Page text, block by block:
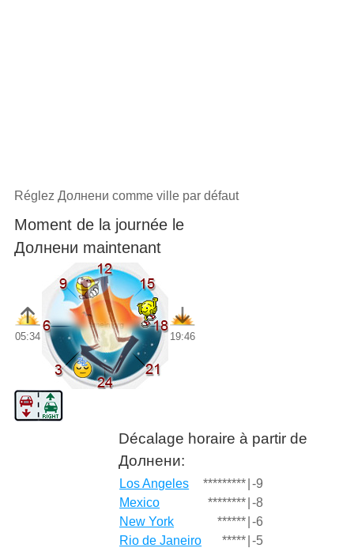
Réglez Долнени comme ville par défaut
Moment de la journée le
Долнени maintenant
05:34 19:46
Décalage horaire à partir de
Долнени:
Los Angeles ********* -9
Mexico
******** -8
New York
****** -6
Rio de Janeiro
***** -5